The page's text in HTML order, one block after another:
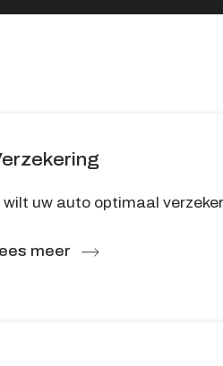
wilt uw auto optimaal
meer